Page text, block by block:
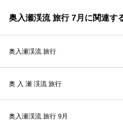
奥入瀬渓流 旅行 7月に関連す
奥入瀬渓流 旅行
奥 入 瀬 渓流 旅行
奥入瀬渓流 旅行 9月